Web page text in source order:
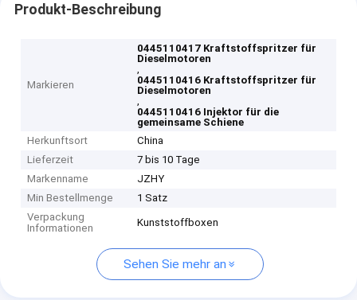
Produkt-Beschreibung
Markieren
0445110417 Kraftstoffspritzer für
Dieselmotoren
,
0445110416 Kraftstoffspritzer für
Dieselmotoren
,
0445110416 Injektor für die
gemeinsame Schiene
Herkunftsort
China
Lieferzeit
7 bis 10 Tage
Markenname
JZHY
Min Bestellmenge
1 Satz
Verpackung
Informationen
Kunststoffboxen
Sehen Sie mehr an